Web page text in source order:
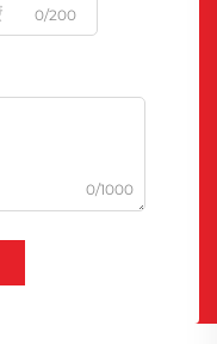
0/200
0/1000